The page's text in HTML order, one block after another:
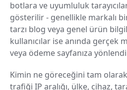
botlara ve uyumluluk
gösterilir - genellikle markalı
tarzı blog veya genel ürün
kullanıcılar ise anında gerçek
veya ödeme sayfanıza
Kimin ne göreceğini tam
trafiği IP aralığı, ülke, cihaz,